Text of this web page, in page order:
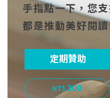
cebo
ok
witt
er
手指點一下，您
都是推動美好閱
定期贊助
300